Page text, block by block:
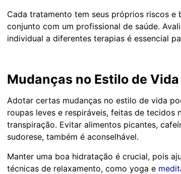
Cada tratamento tem seus próprios riscos e
conjunto com um profissional de saúde.
individual a diferentes terapias é essencial
Mudanças no Estilo de Vida
Adotar certas mudanças no estilo de vida
roupas leves e respiráveis, feitas de tecidos
transpiração. Evitar alimentos picantes,
sudorese, também é aconselhável.
Manter uma boa hidratação é crucial, pois
técnicas de relaxamento, como yoga e